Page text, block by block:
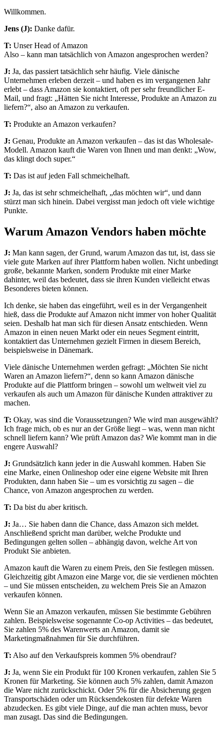
Willkommen.
Jens (J): Danke dafür.
T: Unser Head of Amazon
Also – kann man tatsächlich von Amazon angesprochen werden?
J: Ja, das passiert tatsächlich sehr häufig. Viele dänische
Unternehmen erleben derzeit – und haben es im vergangenen Jahr
erlebt – dass Amazon sie kontaktiert, oft per sehr freundlicher E-
Mail, und fragt: „Hätten Sie nicht Interesse, Produkte an Amazon zu
liefern?“, also an Amazon zu verkaufen.
T: Produkte an Amazon verkaufen?
J: Genau, Produkte an Amazon verkaufen – das ist das Wholesale-
Modell. Amazon kauft die Waren von Ihnen und man denkt: „Wow,
das klingt doch super.“
T: Das ist auf jeden Fall schmeichelhaft.
J: Ja, das ist sehr schmeichelhaft, „das möchten wir“, und dann
stürzt man sich hinein. Dabei vergisst man jedoch oft viele wichtige
Punkte.
Warum Amazon Vendors haben möchte
J: Man kann sagen, der Grund, warum Amazon das tut, ist, dass sie
viele gute Marken auf ihrer Plattform haben wollen. Nicht unbedingt
große, bekannte Marken, sondern Produkte mit einer Marke
dahinter, weil das bedeutet, dass sie ihren Kunden vielleicht etwas
Besonderes bieten können.
Ich denke, sie haben das eingeführt, weil es in der Vergangenheit
hieß, dass die Produkte auf Amazon nicht immer von hoher Qualität
seien. Deshalb hat man sich für diesen Ansatz entschieden. Wenn
Amazon in einen neuen Markt oder ein neues Segment eintritt,
kontaktiert das Unternehmen gezielt Firmen in diesem Bereich,
beispielsweise in Dänemark.
Viele dänische Unternehmen werden gefragt: „Möchten Sie nicht
Waren an Amazon liefern?“, denn so kann Amazon dänische
Produkte auf die Plattform bringen – sowohl um weltweit viel zu
verkaufen als auch um Amazon für dänische Kunden attraktiver zu
machen.
T: Okay, was sind die Voraussetzungen? Wie wird man ausgewählt?
Ich frage mich, ob es nur an der Größe liegt – was, wenn man nicht
schnell liefern kann? Wie prüft Amazon das? Wie kommt man in die
engere Auswahl?
J: Grundsätzlich kann jeder in die Auswahl kommen. Haben Sie
eine Marke, einen Onlineshop oder eine eigene Website mit Ihren
Produkten, dann haben Sie – um es vorsichtig zu sagen – die
Chance, von Amazon angesprochen zu werden.
T: Da bist du aber kritisch.
J: Ja… Sie haben dann die Chance, dass Amazon sich meldet.
Anschließend spricht man darüber, welche Produkte und
Bedingungen gelten sollen – abhängig davon, welche Art von
Produkt Sie anbieten.
Amazon kauft die Waren zu einem Preis, den Sie festlegen müssen.
Gleichzeitig gibt Amazon eine Marge vor, die sie verdienen möchten
– und Sie müssen entscheiden, zu welchem Preis Sie an Amazon
verkaufen können.
Wenn Sie an Amazon verkaufen, müssen Sie bestimmte Gebühren
zahlen. Beispielsweise sogenannte Co-op Activities – das bedeutet,
Sie zahlen 5% des Warenwerts an Amazon, damit sie
Marketingmaßnahmen für Sie durchführen.
T: Also auf den Verkaufspreis kommen 5% obendrauf?
J: Ja, wenn Sie ein Produkt für 100 Kronen verkaufen, zahlen Sie 5
Kronen für Marketing. Sie können auch 5% zahlen, damit Amazon
die Ware nicht zurückschickt. Oder 5% für die Absicherung gegen
Transportschäden oder um Rücksendekosten für defekte Waren
abzudecken. Es gibt viele Dinge, auf die man achten muss, bevor
man zusagt. Das sind die Bedingungen.